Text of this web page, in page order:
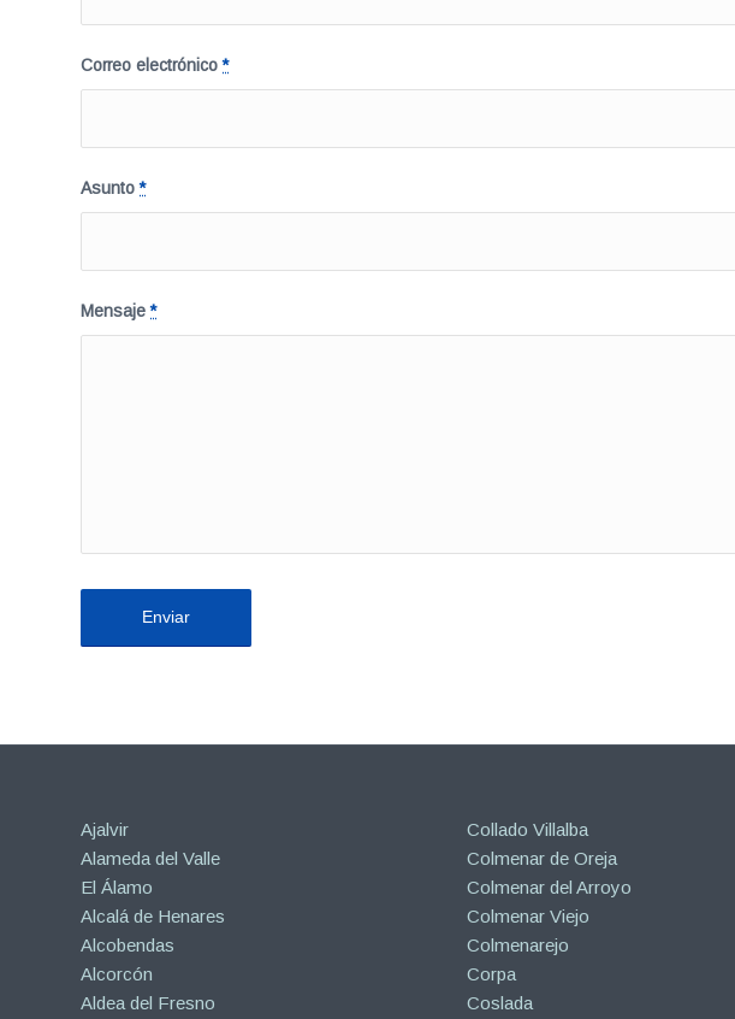
Correo electrónico*
Asunto*
Mensaje*
Ajalvir
Alameda del Valle
El Álamo
Alcalá de Henares
Alcobendas
Alcorcón
Aldea del Fresno
Collado Villalba
Colmenar de Oreja
Colmenar del Arroyo
Colmenar Viejo
Colmenarejo
Corpa
Coslada